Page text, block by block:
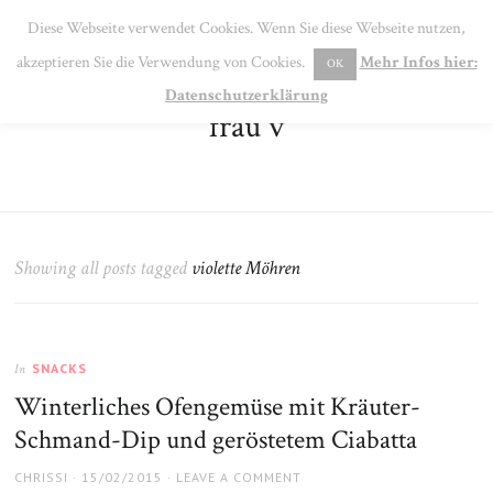
MENU
frau v
Showing all posts tagged violette Möhren
In SNACKS
Winterliches Ofengemüse mit Kräuter-
Schmand-Dip und geröstetem Ciabatta
AUTHOR
CHRISSI
POSTED
15/02/2015 LEAVE A COMMENT
Diese Webseite verwendet Cookies. Wenn Sie diese Webseite nutzen,
akzeptieren Sie die Verwendung von Cookies.
OK
Mehr Infos hier:
Datenschutzerklärung